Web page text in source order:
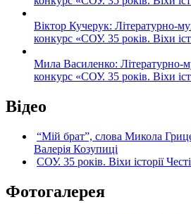
Віктор Кучерук: Літературно-
конкурс «СОУ. 35 років. Віхи
Мила Василенко: Літературно-
конкурс «СОУ. 35 років. Віхи
Відео
“Мій брат”, слова Микола
Валерія Козупиці
СОУ. 35 років. Віхи історії Честі
Фотогалерея